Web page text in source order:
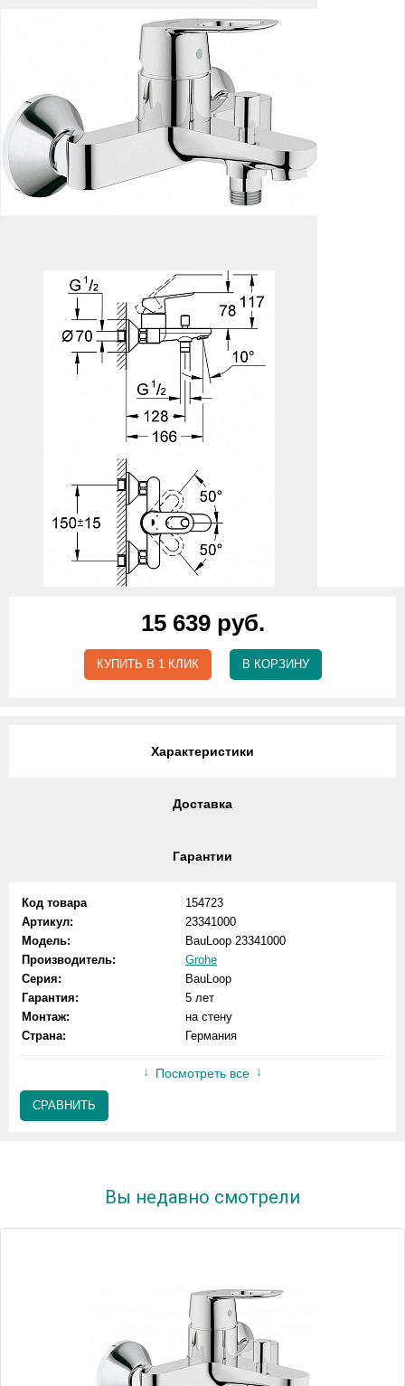
15 639 руб.
КУПИТЬ В 1 КЛИК В КОРЗИНУ
Характеристики
Доставка
Гарантии
Код товара
154723
Артикул:
23341000
Модель:
BauLoop 23341000
Производитель:
Grohe
Серия:
BauLoop
Гарантия:
5 лет
Монтаж:
на стену
Страна:
Германия
Посмотреть все
СРАВНИТЬ
Вы недавно смотрели